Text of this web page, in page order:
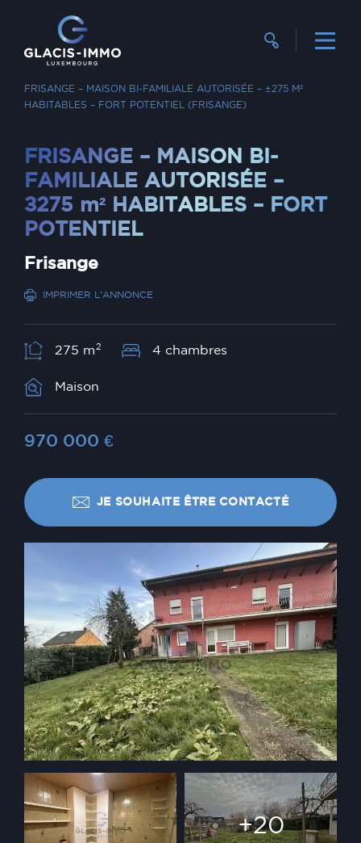
FRISANGE – MAISON BI-FAMILIALE AUTORISÉE – ±275 M²
HABITABLES – FORT POTENTIEL (FRISANGE)
FRISANGE – MAISON BI-
FAMILIALE AUTORISÉE –
±275 m² HABITABLES – FORT
POTENTIEL
Frisange
IMPRIMER L'ANNONCE
275 m 2 4 chambres
Maison
970 000 €
JE SOUHAITE ÊTRE CONTACTÉ
+20